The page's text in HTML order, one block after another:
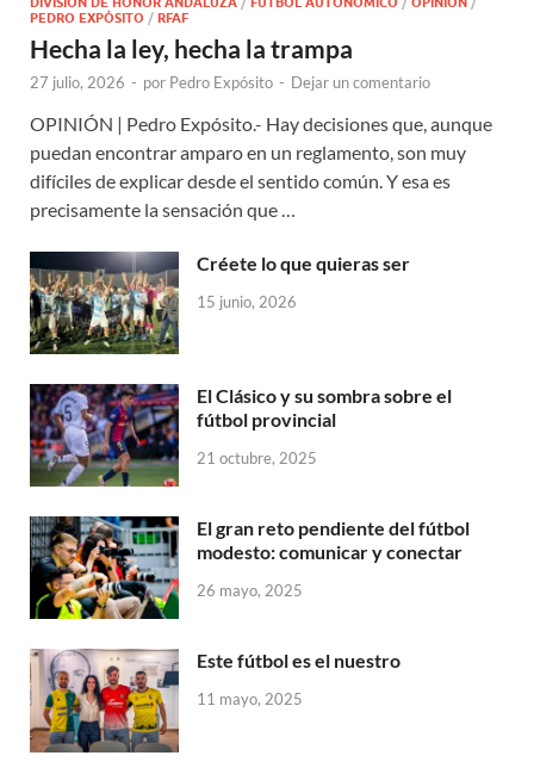
PEDRO EXPÓSITO / RFAF
Hecha la ley, hecha la trampa
27 julio, 2026 - por Pedro Expósito - Dejar un comentario
OPINIÓN | Pedro Expósito.- Hay decisiones que, aunque
puedan encontrar amparo en un reglamento, son muy
difíciles de explicar desde el sentido común. Y esa es
precisamente la sensación que …
Créete lo que quieras ser
15 junio, 2026
El Clásico y su sombra sobre el
fútbol provincial
21 octubre, 2025
El gran reto pendiente del fútbol
modesto: comunicar y conectar
26 mayo, 2025
Este fútbol es el nuestro
11 mayo, 2025